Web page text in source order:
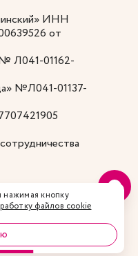
ИНН
от
Л041-01162-
№Л041-01137-
нажимая кнопку
файлов cookie